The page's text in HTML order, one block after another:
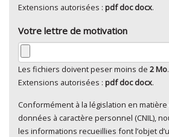
Extensions autorisées : pdf doc docx.
Votre lettre de motivation
Les fichiers doivent peser moins de 2 Mo.
Extensions autorisées : pdf doc docx.
En cliquant sur "Envoyer", je
mes données à caractère
Conformément à la législation en
données à caractère personnel (CNIL),
les informations recueillies font l’objet